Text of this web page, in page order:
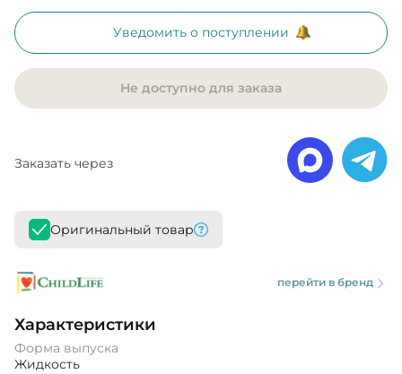
Уведомить о поступлении
Не доступно для заказа
Заказать через
Оригинальный товар
перейти в бренд
Характеристики
Форма выпуска
Жидкость